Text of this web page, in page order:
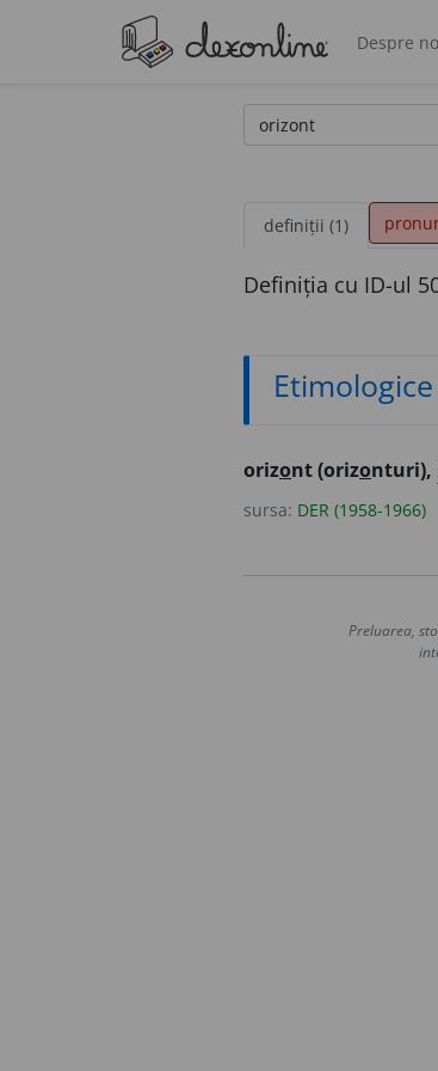
Despre
definiții (1)
Definiția cu ID-ul
Etimologice
orizont (orizonturi),
sursa: DER (1958-1966)
Preluarea,